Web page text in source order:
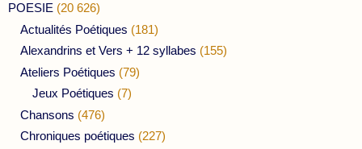
POESIE (20 626)
Actualités Poétiques (181)
Alexandrins et Vers + 12 syllabes (155)
Ateliers Poétiques (79)
Jeux Poétiques (7)
Chansons (476)
Chroniques poétiques (227)